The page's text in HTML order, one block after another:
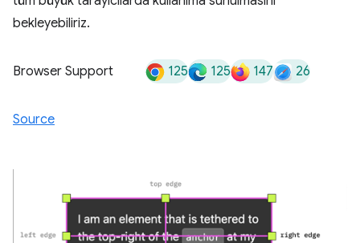
bekleyebiliriz.
Browser Support 125 125 147 26
Source